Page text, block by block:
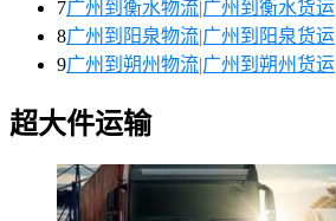
7广州到衡水物流|广州到衡水货运
8广州到阳泉物流|广州到阳泉货运
9广州到朔州物流|广州到朔州货运
超大件运输